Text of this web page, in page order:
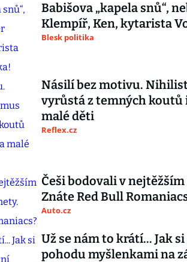
Babišova „kapela snů“,
Klempíř, Ken, kytarista
Blesk politika
Násilí bez motivu.
vyrůstá z temných
malé děti
Reflex.cz
Češi bodovali v
Znáte Red Bull
Auto.cz
Už se nám to krátí... Jak
pohodu myšlenkami na